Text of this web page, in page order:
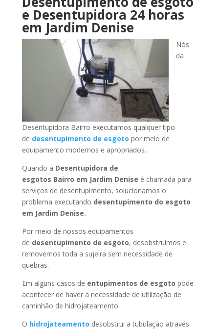
e Desentupidora 24 horas
em Jardim Denise
Nós
da
Desentupidora Bairro executamos qualquer tipo
de desentupimento de esgoto por meio de
equipamento modernos e apropriados.
Quando a Desentupidora de
esgotos Bairro em Jardim Denise é chamada para
serviços de desentupimento, solucionamos o
problema executando desentupimento do esgoto
em Jardim Denise.
Por meio de nossos equipamentos
de desentupimento de esgoto, desobstruímos e
removemos toda a sujeira sem necessidade de
quebras.
Em alguns casos de entupimentos de esgoto pode
acontecer de haver a necessidade de utilização de
caminhão de hidrojateamento.
O hidrojateamento desobstrui a tubulação através